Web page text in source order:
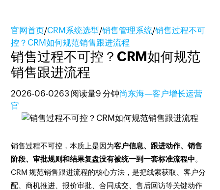
官网首页/CRM系统选型/销售管理系统/销售过程不可
控？CRM如何规范销售跟进流程
销售过程不可控？CRM如何规范
销售跟进流程
2026-06-0263 阅读量9 分钟尚东海—客户增长运营
官
销售过程不可控，本质上是因为客户信息、跟进动作、销售
阶段、审批规则和结果复盘没有被统一到一套标准流程中。
CRM 规范销售跟进流程的核心方法，是把线索获取、客户分
配、商机推进、报价审批、合同成交、售后回访等关键动作